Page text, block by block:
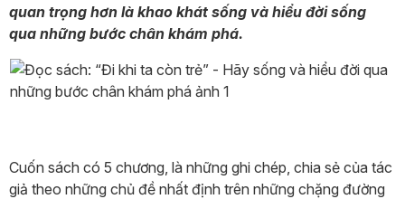
quan trọng hơn là khao khát sống và hiểu đời sống
qua những bước chân khám phá.
Cuốn sách có 5 chương, là những ghi chép, chia sẻ của tác
giả theo những chủ đề nhất định trên những chặng đường